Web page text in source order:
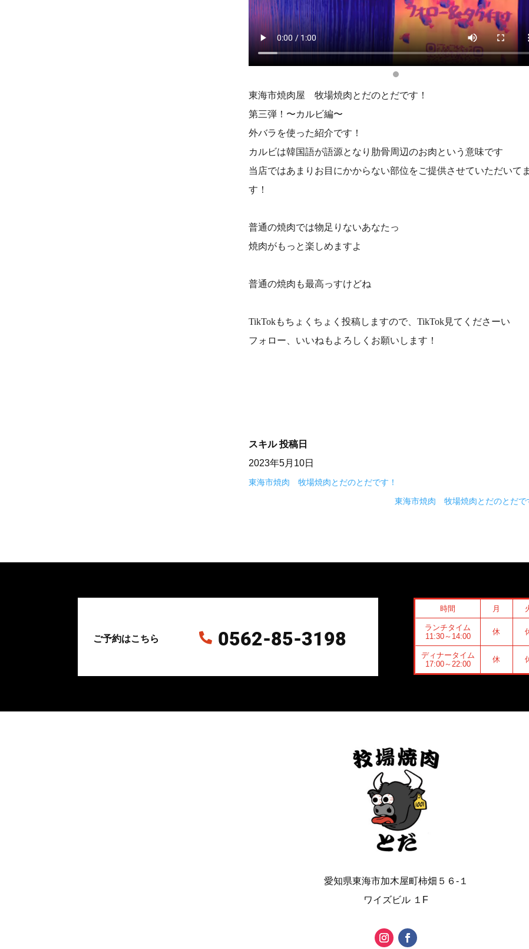
東海市焼肉屋 牧場焼肉とだのとだです！
第三弾！〜カルビ編〜
外バラを使った紹介です！
カルビは韓国語が語源となり肋骨周辺のお肉という意味です
当店ではあまりお目にかからない部位をご提供させていただいてま
す！
普通の焼肉では物足りないあなたっ
焼肉がもっと楽しめますよ
普通の焼肉も最高っすけどね
TikTokもちょくちょく投稿しますので、TikTok見てくださーい
フォロー、いいねもよろしくお願いします！
スキル 投稿日
2023年5月10日
東海市焼肉 牧場焼肉とだのとだです！
東海市焼肉 牧場焼肉とだのとだで
ご予約はこちら  0562-85-3198
時間 月
ランチタイム
11:30～14:00
休
ディナータイム
17:00～22:00
休
愛知県東海市加木屋町柿畑５６-１
ワイズビル １F